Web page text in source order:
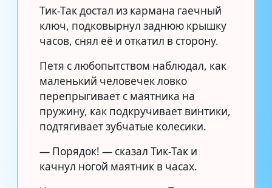
Тик-Так достал из кармана гаечный
ключ, подковырнул заднюю крышку
часов, снял её и откатил в сторону.
Петя с любопытством наблюдал, как
маленький человечек ловко
перепрыгивает с маятника на
пружину, как подкручивает винтики,
подтягивает зубчатые колесики.
— Порядок! — сказал Тик-Так и
качнул ногой маятник в часах.